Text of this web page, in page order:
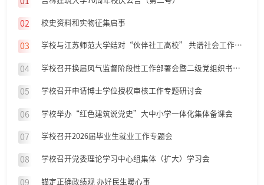
02 校史资料和实物征集启事
03 学校与江苏师范大学结对“伙伴社工高校” 共谱社会工作教育新篇章
04 学校召开换届风气监督阶段性工作部署会暨二级党组织书记集体谈话会
05 学校召开申请博士学位授权审核工作专题研讨会
06 学校举办“红色建筑说党史”大中小学一体化集体备课会
07 学校召开2026届毕业生就业工作专题会
08 学校召开党委理论学习中心组集体（扩大）学习会
09 锚定正确政绩观 办好民生暖心事